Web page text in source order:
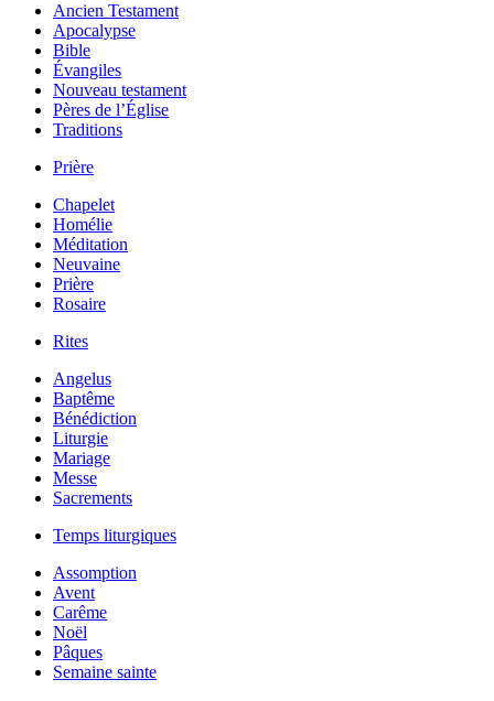
Ancien Testament
Apocalypse
Bible
Évangiles
Nouveau testament
Pères de l’Église
Traditions
Prière
Chapelet
Homélie
Méditation
Neuvaine
Prière
Rosaire
Rites
Angelus
Baptême
Bénédiction
Liturgie
Mariage
Messe
Sacrements
Temps liturgiques
Assomption
Avent
Carême
Noël
Pâques
Semaine sainte